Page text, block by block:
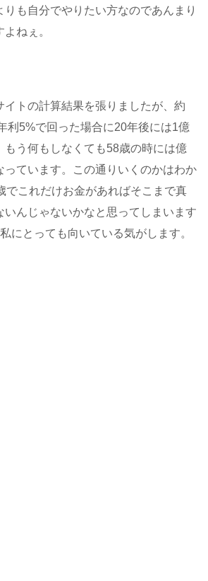
も自分でやりたい方なのであんまり
ねぇ。
イトの計算結果を張りましたが、約
利5%で回った場合に20年後には1億
もう何もしなくても58歳の時には億
っています。この通りいくのかはわか
でこれだけお金があればそこまで真
いんじゃないかなと思ってしまいます
にとっても向いている気がします。